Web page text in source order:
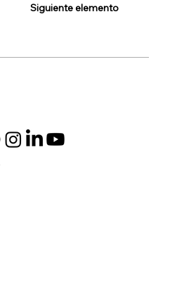
Siguiente elemento